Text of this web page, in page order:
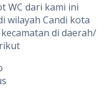
WC dari kami ini
wilayah Candi kota
di daerah/